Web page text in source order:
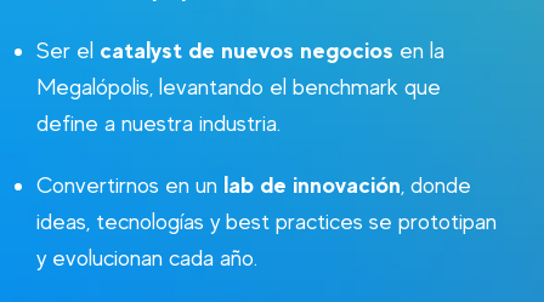
Ser el catalyst de nuevos negocios en la
Megalópolis, levantando el benchmark que
define a nuestra industria.
Convertirnos en un lab de innovación , donde
ideas, tecnologías y best practices se prototipan
y evolucionan cada año.